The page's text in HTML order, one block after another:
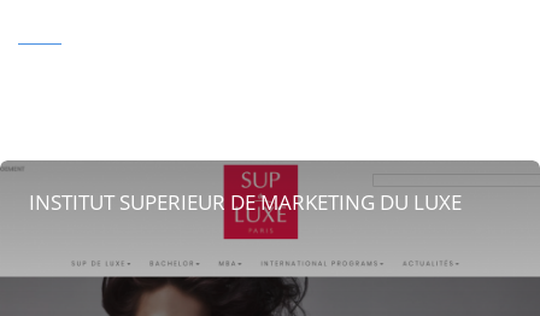
INSTITUT SUPERIEUR DE MARKETING DU LUXE